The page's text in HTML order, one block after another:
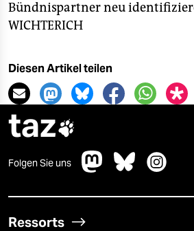
Bündnispartner neu
WICHTERICH
Diesen Artikel teilen
taz
Folgen Sie uns
Ressorts